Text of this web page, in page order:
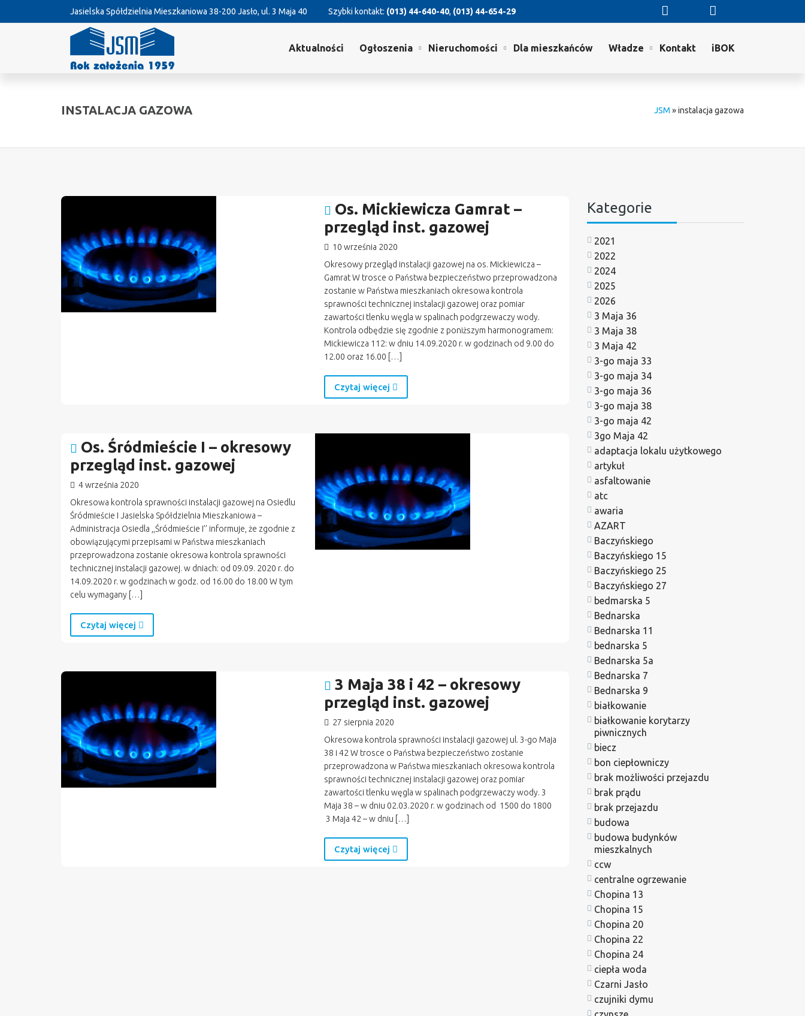
Jasielska Spółdzielnia Mieszkaniowa 38-200 Jasło, ul. 3 Maja 40 Szybki kontakt: (013) 44-640-40, (013) 44-654-29
Aktualności Ogłoszenia Nieruchomości Dla mieszkańców Władze Kontakt iBOK
INSTALACJA GAZOWA JSM »instalacja gazowa
Os. Mickiewicza Gamrat –
przegląd inst. gazowej
10 września 2020
Okresowy przegląd instalacji gazowej na os. Mickiewicza –
Gamrat W trosce o Państwa bezpieczeństwo przeprowadzona
zostanie w Państwa mieszkaniach okresowa kontrola
sprawności technicznej instalacji gazowej oraz pomiar
zawartości tlenku węgla w spalinach podgrzewaczy wody.
Kontrola odbędzie się zgodnie z poniższym harmonogramem:
Mickiewicza 112: w dniu 14.09.2020 r. w godzinach od 9.00 do
12.00 oraz 16.00 […]
Czytaj więcej
Os. Śródmieście I – okresowy
przegląd inst. gazowej
4 września 2020
Okresowa kontrola sprawności instalacji gazowej na Osiedlu
Śródmieście I Jasielska Spółdzielnia Mieszkaniowa –
Administracja Osiedla ,,Śródmieście I’’ informuje, że zgodnie z
obowiązującymi przepisami w Państwa mieszkaniach
przeprowadzona zostanie okresowa kontrola sprawności
technicznej instalacji gazowej. w dniach: od 09.09. 2020 r. do
14.09.2020 r. w godzinach w godz. od 16.00 do 18.00 W tym
celu wymagany […]
Czytaj więcej
3 Maja 38 i 42 – okresowy
przegląd inst. gazowej
27 sierpnia 2020
Okresowa kontrola sprawności instalacji gazowej ul. 3-go Maja
38 i 42 W trosce o Państwa bezpieczeństwo zostanie
przeprowadzona w Państwa mieszkaniach okresowa kontrola
sprawności technicznej instalacji gazowej oraz pomiar
zawartości tlenku węgla w spalinach podgrzewaczy wody. 3
Maja 38 – w dniu 02.03.2020 r. w godzinach od 1500 do 1800
3 Maja 42 – w dniu […]
Czytaj więcej
Kategorie
2021
2022
2024
2025
2026
3 Maja 36
3 Maja 38
3 Maja 42
3-go maja 33
3-go maja 34
3-go maja 36
3-go maja 38
3-go maja 42
3go Maja 42
adaptacja lokalu użytkowego
artykuł
asfaltowanie
atc
awaria
AZART
Baczyńskiego
Baczyńskiego 15
Baczyńskiego 25
Baczyńskiego 27
bedmarska 5
Bednarska
Bednarska 11
bednarska 5
Bednarska 5a
Bednarska 7
Bednarska 9
białkowanie
białkowanie korytarzy
piwnicznych
biecz
bon ciepłowniczy
brak możliwości przejazdu
brak prądu
brak przejazdu
budowa
budowa budynków
mieszkalnych
ccw
centralne ogrzewanie
Chopina 13
Chopina 15
Chopina 20
Chopina 22
Chopina 24
ciepła woda
Czarni Jasło
czujniki dymu